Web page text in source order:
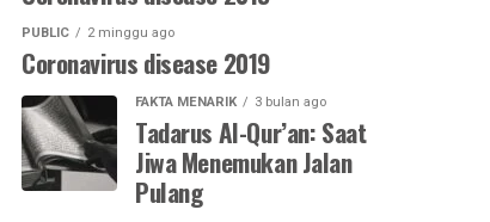
PUBLIC 2 minggu ago
Coronavirus disease 2019
FAKTA MENARIK 3 bulan ago
Tadarus Al-Qur’an: Saat
Jiwa Menemukan Jalan
Pulang